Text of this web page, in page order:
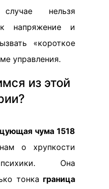
нельзя
напряжение и
«короткое
управления.
из этой
чума 1518
о хрупкости
Она
тонка граница